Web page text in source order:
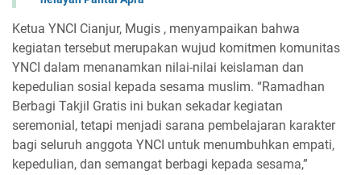
Ketua YNCI Cianjur, Mugis , menyampaikan bahwa
kegiatan tersebut merupakan wujud komitmen komunitas
YNCI dalam menanamkan nilai-nilai keislaman dan
kepedulian sosial kepada sesama muslim. “Ramadhan
Berbagi Takjil Gratis ini bukan sekadar kegiatan
seremonial, tetapi menjadi sarana pembelajaran karakter
bagi seluruh anggota YNCI untuk menumbuhkan empati,
kepedulian, dan semangat berbagi kepada sesama,”